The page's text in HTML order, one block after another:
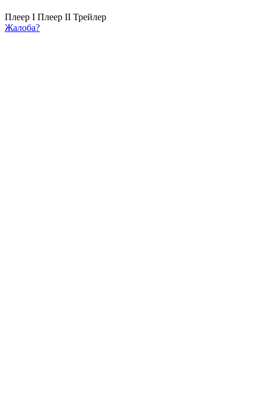
Плеер I Плеер II Трейлер
Жалоба?